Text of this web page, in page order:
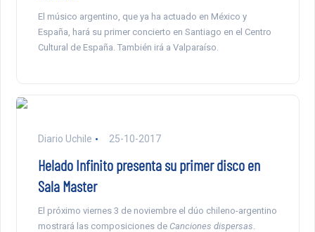
El músico argentino, que ya ha actuado en México y
España, hará su primer concierto en Santiago en el Centro
Cultural de España. También irá a Valparaíso.
Diario Uchile 25-10-2017
Helado Infinito presenta su primer disco en
Sala Master
El próximo viernes 3 de noviembre el dúo chileno-argentino
mostrará las composiciones de Canciones dispersas.